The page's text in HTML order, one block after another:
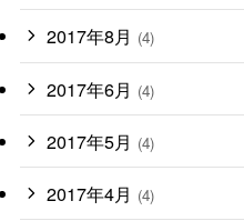
2017年8月 (4)
2017年6月 (4)
2017年5月 (4)
2017年4月 (4)